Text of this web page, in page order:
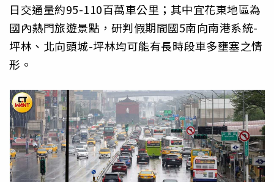
日交通量約95-110百萬車公里；其中宜花東地區為
國內熱門旅遊景點，研判假期間國5南向南港系統-
坪林、北向頭城-坪林均可能有長時段車多壅塞之情
形。